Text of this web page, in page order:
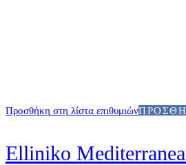
Προσθήκη στη λίστα επιθυμιών
Elliniko